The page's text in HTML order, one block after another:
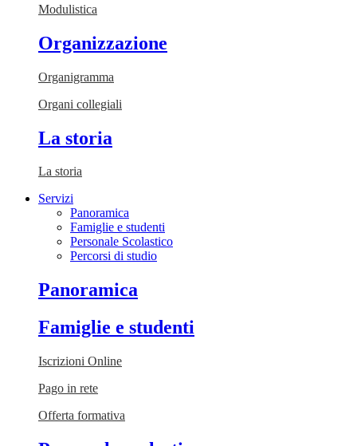
Modulistica
Organizzazione
Organigramma
Organi collegiali
La storia
La storia
Servizi
Panoramica
Famiglie e studenti
Personale Scolastico
Percorsi di studio
Panoramica
Famiglie e studenti
Iscrizioni Online
Pago in rete
Offerta formativa